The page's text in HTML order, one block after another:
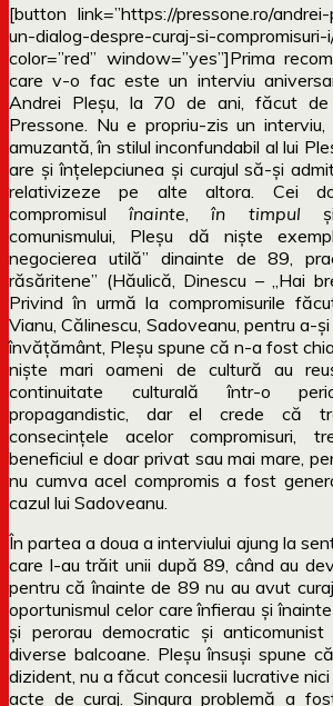
[button link=”https://pressone.ro/
un-dialog-despre-curaj-si-
color=”red” window=”yes”]Prima
care v-o fac este un interviu
Andrei Pleșu, la 70 de ani, făcut de
Pressone. Nu e propriu-zis un
amuzantă, în stilul inconfundabil al lui
are și înțelepciunea și curajul să-și
relativizeze pe alte altora. Cei
compromisulînainte ,în timpul
comunismului, Pleșu dă niște
negocierea utilă” dinainte de 89,
răsăritene” (Hăulică, Dinescu – „Hai
Privind în urmă la compromisurile
Vianu, Călinescu, Sadoveanu, pentru a-
învățământ, Pleșu spune că n-a fost
niște mari oameni de cultură au
continuitate culturală într-o
propagandistic, dar el crede că
consecințele acelor compromisuri,
beneficiul e doar privat sau mai mare,
nu cumva acel compromis a fost
cazul lui Sadoveanu.
În partea a doua a interviului ajung la
care l-au trăit unii după 89, când au
pentru că înainte de 89 nu au avut
oportunismul celor care înfierau și
și perorau democratic și
diverse balcoane. Pleșu însuși spune
dizident, nu a făcut concesii lucrative nici
acte de curaj. Singura problemă a